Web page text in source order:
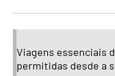
Viagens essenciais
permitidas desde a